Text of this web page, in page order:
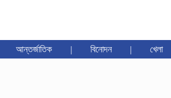
আন্তর্জাতিক | বিনোদন | খেলা